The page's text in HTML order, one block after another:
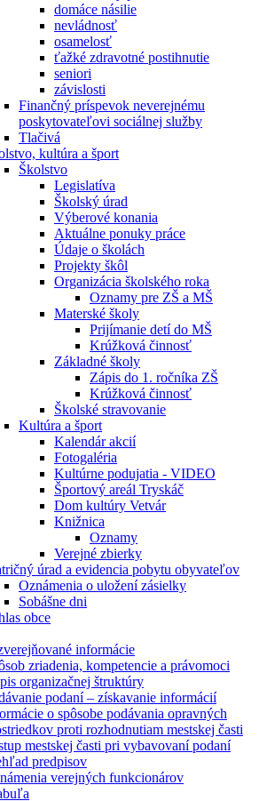
domáce násilie
nevládnosť
osamelosť
ťažké zdravotné postihnutie
seniori
závislosti
Finančný príspevok neverejnému
poskytovateľovi sociálnej služby
Tlačivá
kultúra a šport
Školstvo
Legislatíva
Školský úrad
Výberové konania
Aktuálne ponuky práce
Údaje o školách
Projekty škôl
Organizácia školského roka
Oznamy pre ZŠ a MŠ
Materské školy
Prijímanie detí do MŠ
Krúžková činnosť
Základné školy
Zápis do 1. ročníka ZŠ
Krúžková činnosť
Školské stravovanie
Kultúra a šport
Kalendár akcií
Fotogaléria
Kultúrne podujatia - VIDEO
Športový areál Tryskáč
Dom kultúry Vetvár
Knižnica
Oznamy
Verejné zbierky
úrad a evidencia pobytu obyvateľov
Oznámenia o uložení zásielky
Sobášne dni
obce
informácie
zriadenia, kompetencie a právomoci
organizačnej štruktúry
podaní – získavanie informácií
o spôsobe podávania opravných
proti rozhodnutiam mestskej časti
mestskej časti pri vybavovaní podaní
predpisov
verejných funkcionárov